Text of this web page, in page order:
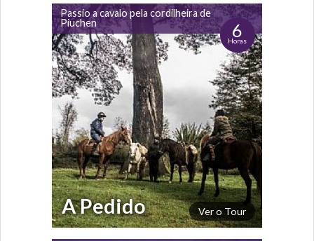
Passio a cavalo pela cordilheira de
Piuchen
6
Horas
Ver o Tour
A Pedido